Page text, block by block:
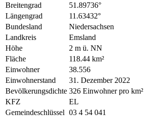
Breitengrad
51.89736°
Längengrad
11.63432°
Bundesland
Niedersachsen
Landkreis
Emsland
Höhe
2 m ü. NN
Fläche
118.44 km²
Einwohner
38.556
Einwohnerstand
31. Dezember 2022
Bevölkerungsdichte 326 Einwohner pro km²
KFZ
EL
Gemeindeschlüssel 03 4 54 041